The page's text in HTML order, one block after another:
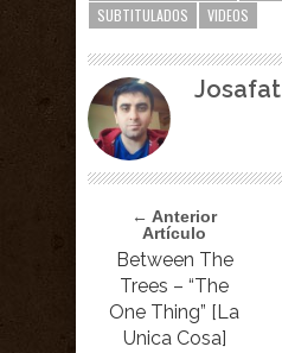
SUBTITULADOS
VIDEOS
Josafat
← Anterior
Artículo
Between The
Trees – “The
One Thing” [La
Unica Cosa]